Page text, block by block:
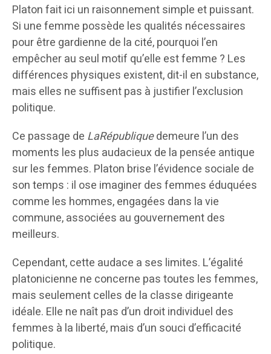
Platon fait ici un raisonnement simple et puissant.
Si une femme possède les qualités nécessaires
pour être gardienne de la cité, pourquoi l’en
empêcher au seul motif qu’elle est femme ? Les
différences physiques existent, dit-il en substance,
mais elles ne suffisent pas à justifier l’exclusion
politique.
Ce passage de LaRépubliquedemeure l’un des
moments les plus audacieux de la pensée antique
sur les femmes. Platon brise l’évidence sociale de
son temps : il ose imaginer des femmes éduquées
comme les hommes, engagées dans la vie
commune, associées au gouvernement des
meilleurs.
Cependant, cette audace a ses limites. L’égalité
platonicienne ne concerne pas toutes les femmes,
mais seulement celles de la classe dirigeante
idéale. Elle ne naît pas d’un droit individuel des
femmes à la liberté, mais d’un souci d’efficacité
politique.